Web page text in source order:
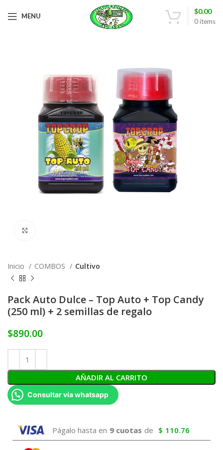
MENU
0items
$0.00
Inicio COMBOS Cultivo
Pack Auto Dulce – Top Auto + Top Candy
(250 ml) + 2 semillas de regalo
$890.00
AÑADIR AL CARRITO
Consultar vía whatsapp
Págalo hasta en 9 cuotas de $ 110.76